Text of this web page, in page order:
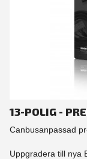
13-POLIG -
Canbusanpassad
Uppgradera till nya